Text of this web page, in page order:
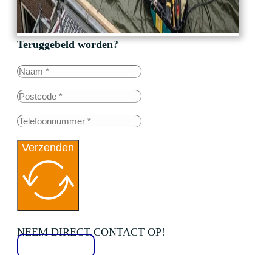
Teruggebeld worden?
Verzenden
NEEM DIRECT CONTACT OP!